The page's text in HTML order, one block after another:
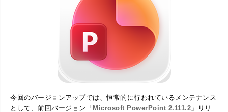
今回のバージョンアップでは、恒常的に行われているメンテナンス
として、前回バージョン「Microsoft PowerPoint 2.111.2 」リリ